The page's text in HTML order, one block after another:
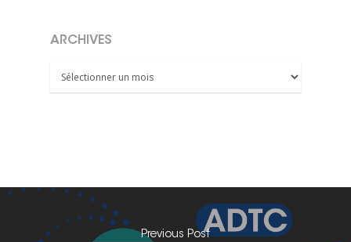
ARCHIVES
Archives
Previous Post